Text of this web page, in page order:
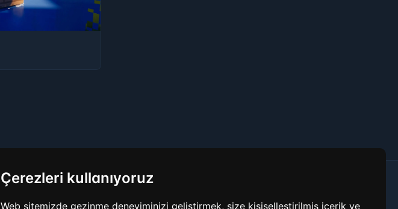
Çerezleri kullanıyoruz
Web sitemizde gezinme deneyiminizi geliştirmek, size kişiselleştirilmiş içerik ve